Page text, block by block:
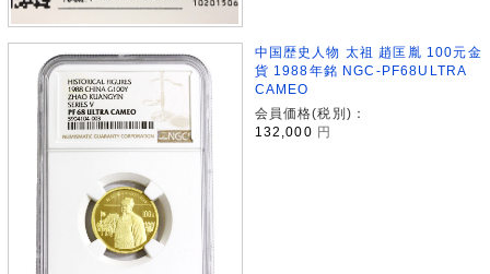
中国歴史人物 太祖 趙匡胤 100元金
貨 1988年銘 NGC-PF68ULTRA
CAMEO
会員価格(税別)：
132,000 円